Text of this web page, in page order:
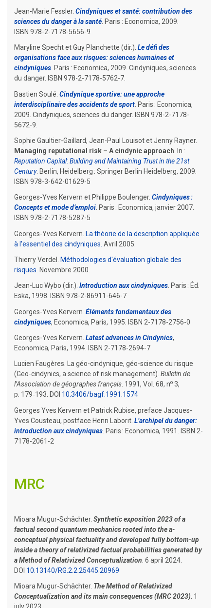
Jean-Marie Fessler. Cindyniques et santé: contribution des
sciences du danger à la santé . Paris : Economica, 2009.
ISBN 978-2-7178-5656-9
Maryline Specht et Guy Planchette (dir.). Le défi des
organisations face aux risques: sciences humaines et
cindyniques . Paris : Economica, 2009. Cindyniques, sciences
du danger. ISBN 978-2-7178-5762-7.
Bastien Soulé. Cindynique sportive: une approche
interdisciplinaire des accidents de sport . Paris : Economica,
2009. Cindyniques, sciences du danger. ISBN 978-2-7178-
5672-9.
Sophie Gaultier-Gaillard, Jean-Paul Louisot et Jenny Rayner.
Managing reputational risk – A cindynic approach . In :
Reputation Capital: Building and Maintaining Trust in the 21st
Century. Berlin, Heidelberg : Springer Berlin Heidelberg, 2009.
ISBN 978-3-642-01629-5
Georges-Yves Kervern et Philippe Boulenger. Cindyniques :
Concepts et mode d’emploi. Paris : Economica, janvier 2007.
ISBN 978-2-7178-5287-5
Georges-Yves Kervern. La théorie de la description appliquée
à l'essentiel des cindyniques. Avril 2005.
Thierry Verdel.
Méthodologies d'évaluation globale des
risques . Novembre 2000.
Jean-Luc Wybo (dir.). Introduction aux cindyniques. Paris : Éd.
Eska, 1998. ISBN 978-2-86911-646-7
Georges-Yves Kervern. Éléments fondamentaux des
cindyniques, Economica, Paris, 1995. ISBN 2-7178-2756-0
Georges-Yves Kervern. Latest advances in Cindynics,
Economica, Paris, 1994. ISBN 2-7178-2694-7
Lucien Faugères. La géo-cindynique, géo-science du risque
(Geo-cindynics, a science of risk management). Bulletin de
l’Association de géographes français. 1991, Vol. 68, no 3,
p. 179‑193. DOI 10.3406/bagf.1991.1574
Georges Yves Kervern et Patrick Rubise, preface Jacques-
Yves Cousteau, postface Henri Laborit. L’archipel du danger:
introduction aux cindyniques . Paris : Economica, 1991. ISBN 2-
7178-2061-2
MRC
Mioara Mugur-Schächter. Synthetic exposition 2023 of a
factual second quantum mechanics rooted into the a-
conceptual physical factuality and developed fully bottom-up
inside a theory of relativized factual probabilities generated by
a Method of Relativized Conceptualization . 6 april 2024.
DOI 10.13140/RG.2.2.25445.20969
Mioara Mugur-Schächter. The Method of Relativized
Conceptualization and its main consequences (MRC 2023) . 1